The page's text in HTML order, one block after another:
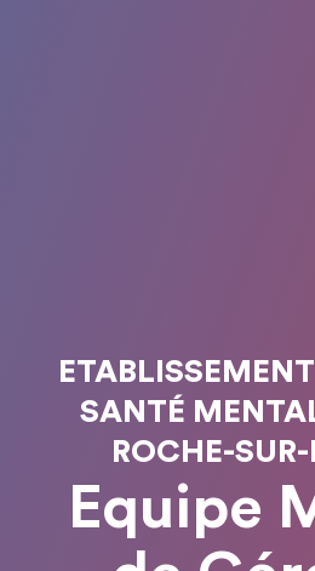
SANTÉ
ROCHE-
Equipe